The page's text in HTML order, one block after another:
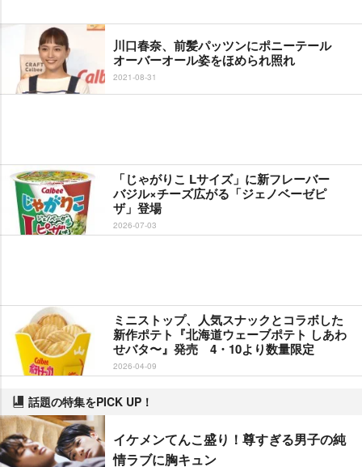
川口春奈、前髪パッツンにポニーテール
オーバーオール姿をほめられ照れ
2021-08-31
「じゃがりこ Lサイズ」に新フレーバー
バジル×チーズ広がる「ジェノベーゼピ
ザ」登場
2026-07-03
ミニストップ、人気スナックとコラボした
新作ポテト『北海道ウェーブポテト しあわ
せバタ〜』発売 4・10より数量限定
2026-04-09
話題の特集をPICK UP！
イケメンてんこ盛り！尊すぎる男子の純
情ラブに胸キュン